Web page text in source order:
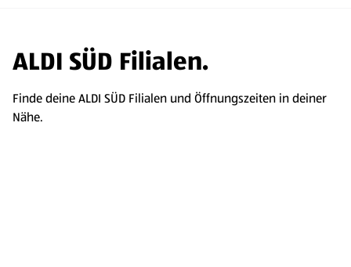
ALDI SÜD Filialen.
Finde deine ALDI SÜD Filialen und Öffnungszeiten in deiner
Nähe.